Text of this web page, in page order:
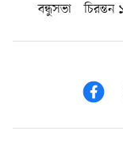
বন্ধুসভা
চিরন্তন